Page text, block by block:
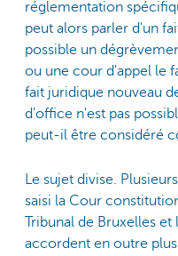
réglementation
peut alors parler d'un
possible un
ou une cour d'appel le
fait juridique nouveau
d'office n'est pas
peut-il être considéré
Le sujet divise.
saisi la Cour
Tribunal de Bruxelles
accordent en outre